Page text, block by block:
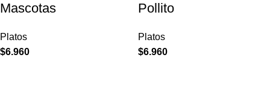
Mascotas
Platos
$6.960
Pollito
Platos
$6.960